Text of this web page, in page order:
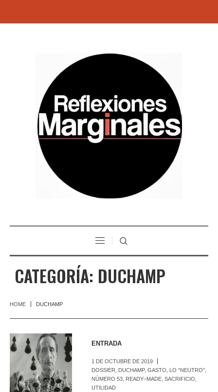
CATEGORÍA: DUCHAMP
HOME DUCHAMP
ENTRADA
1 DE OCTUBRE DE 2019
DOSSIER
DUCHAMP,GASTO LO “NEUTRO”
NÚMERO 53 READY–MADE ,SACRIFICIO
UTILIDAD